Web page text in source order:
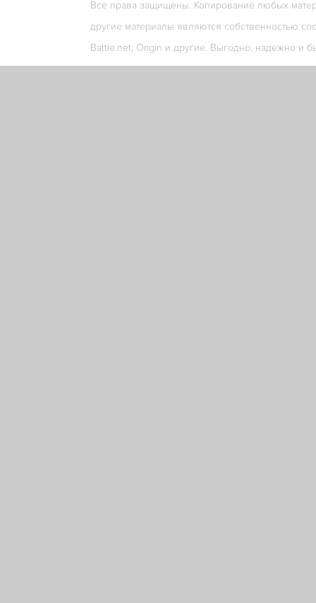
Все права защищены. Копирование любых
другие материалы являются собственностью
Battle.net, Origin и другие. Выгодно, надежно и